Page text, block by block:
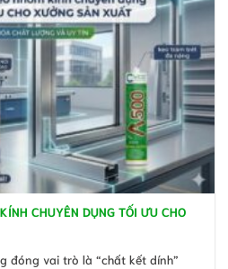
CHUYÊN DỤNG TỐI ƯU CHO
đóng vai trò là “chất kết dính”